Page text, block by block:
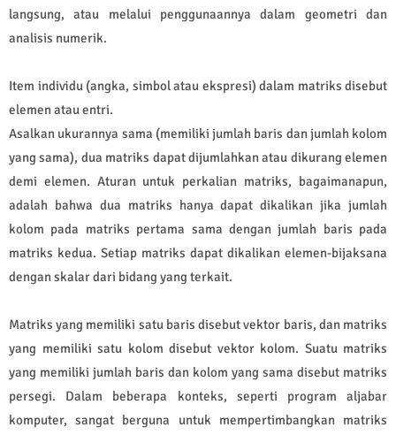
langsung, atau melalui penggunaannya dalam geometri dan
analisis numerik.
Item individu (angka, simbol atau ekspresi) dalam matriks disebut
elemen atau entri.
Asalkan ukurannya sama (memiliki jumlah baris dan jumlah kolom
yang sama), dua matriks dapat dijumlahkan atau dikurang elemen
demi elemen. Aturan untuk perkalian matriks, bagaimanapun,
adalah bahwa dua matriks hanya dapat dikalikan jika jumlah
kolom pada matriks pertama sama dengan jumlah baris pada
matriks kedua. Setiap matriks dapat dikalikan elemen-bijaksana
dengan skalar dari bidang yang terkait.
Matriks yang memiliki satu baris disebut vektor baris, dan matriks
yang memiliki satu kolom disebut vektor kolom. Suatu matriks
yang memiliki jumlah baris dan kolom yang sama disebut matriks
persegi. Dalam beberapa konteks, seperti program aljabar
komputer, sangat berguna untuk mempertimbangkan matriks